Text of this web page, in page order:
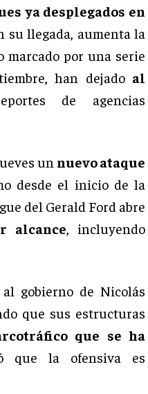
ya desplegados en
su llegada, aumenta la
marcado por una serie
han dejado al
de agencias
un nuevo ataque
desde el inicio de la
del Gerald Ford abre
alcance , incluyendo
al gobierno de Nicolás
que sus estructuras
que se ha
que la ofensiva es